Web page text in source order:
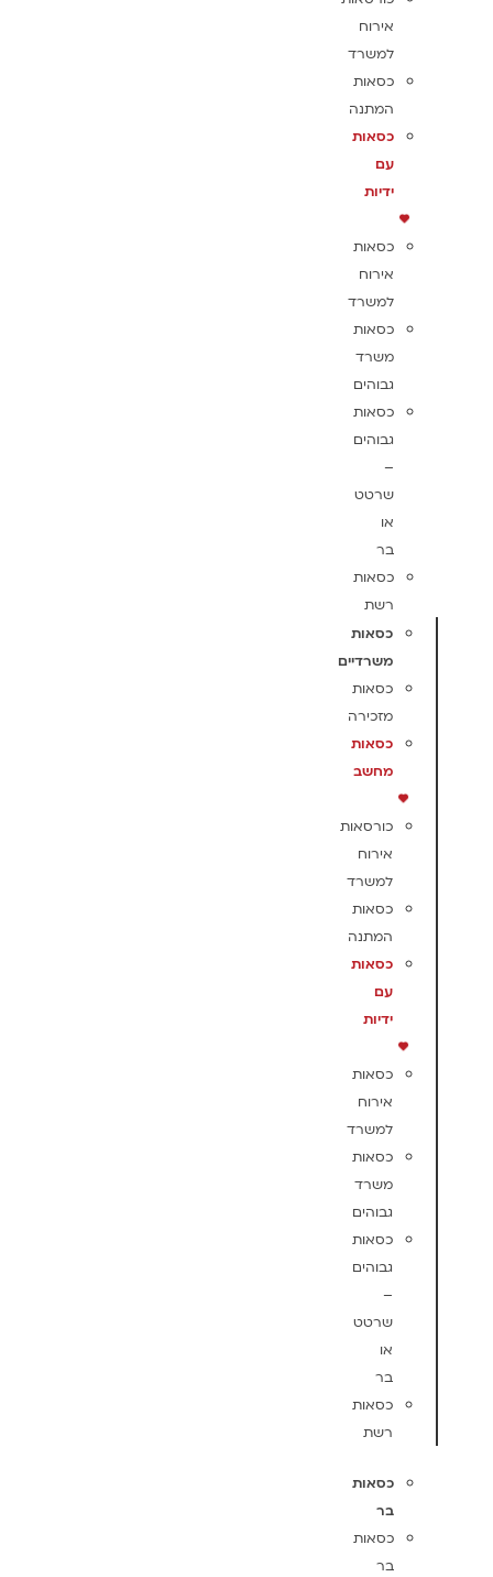
אירוח
למשרד
כסאות
המתנה
כסאות
עם
ידיות
כסאות
אירוח
למשרד
כסאות
משרד
גבוהים
כסאות
גבוהים
–
שרטט
או
בר
כסאות
רשת
כסאות
משרדיים
כסאות
מזכירה
כסאות
מחשב
כורסאות
אירוח
למשרד
כסאות
המתנה
כסאות
עם
ידיות
כסאות
אירוח
למשרד
כסאות
משרד
גבוהים
כסאות
גבוהים
–
שרטט
או
בר
כסאות
רשת
כסאות
בר
כסאות
בר